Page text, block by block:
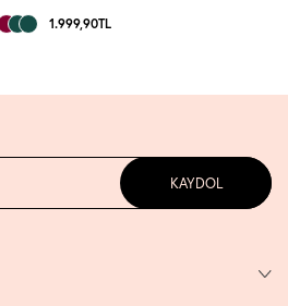
1.999,90TL
KAYDOL